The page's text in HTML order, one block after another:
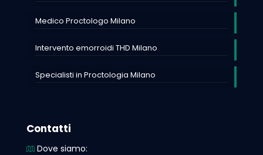
Medico Proctologo Milano
Intervento emorroidi THD Milano
Specialisti in Proctologia Milano
Contatti
Dove siamo: